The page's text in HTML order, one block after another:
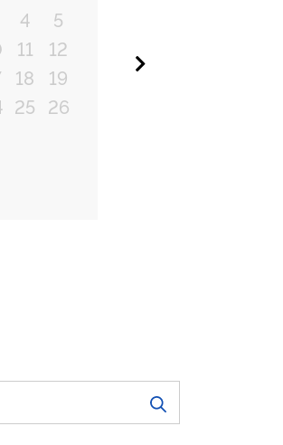
4
5
11
12
18
19
25 26